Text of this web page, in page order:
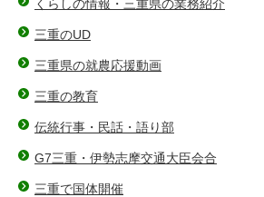
くらしの情報・三重県の業務紹介
三重のUD
三重県の就農応援動画
三重の教育
伝統行事・民話・語り部
G7三重・伊勢志摩交通大臣会合
三重で国体開催